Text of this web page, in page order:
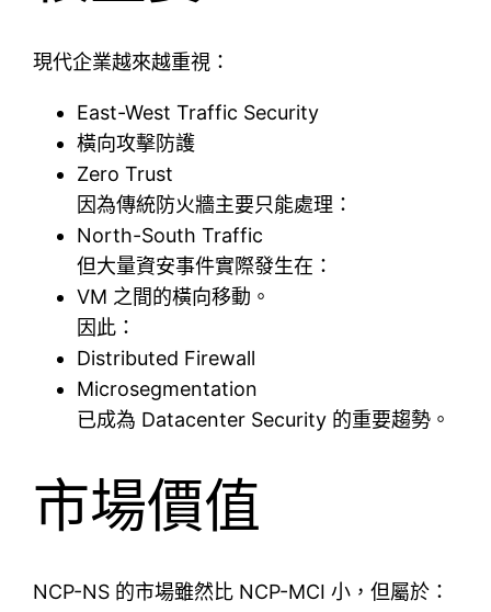
現代企業越來越重視：
East-West Traffic Security
橫向攻擊防護
Zero Trust
因為傳統防火牆主要只能處理：
North-South Traffic
但大量資安事件實際發生在：
VM 之間的橫向移動。
因此：
Distributed Firewall
Microsegmentation
已成為 Datacenter Security 的重要趨勢。
市場價值
NCP-NS 的市場雖然比 NCP-MCI 小，但屬於：